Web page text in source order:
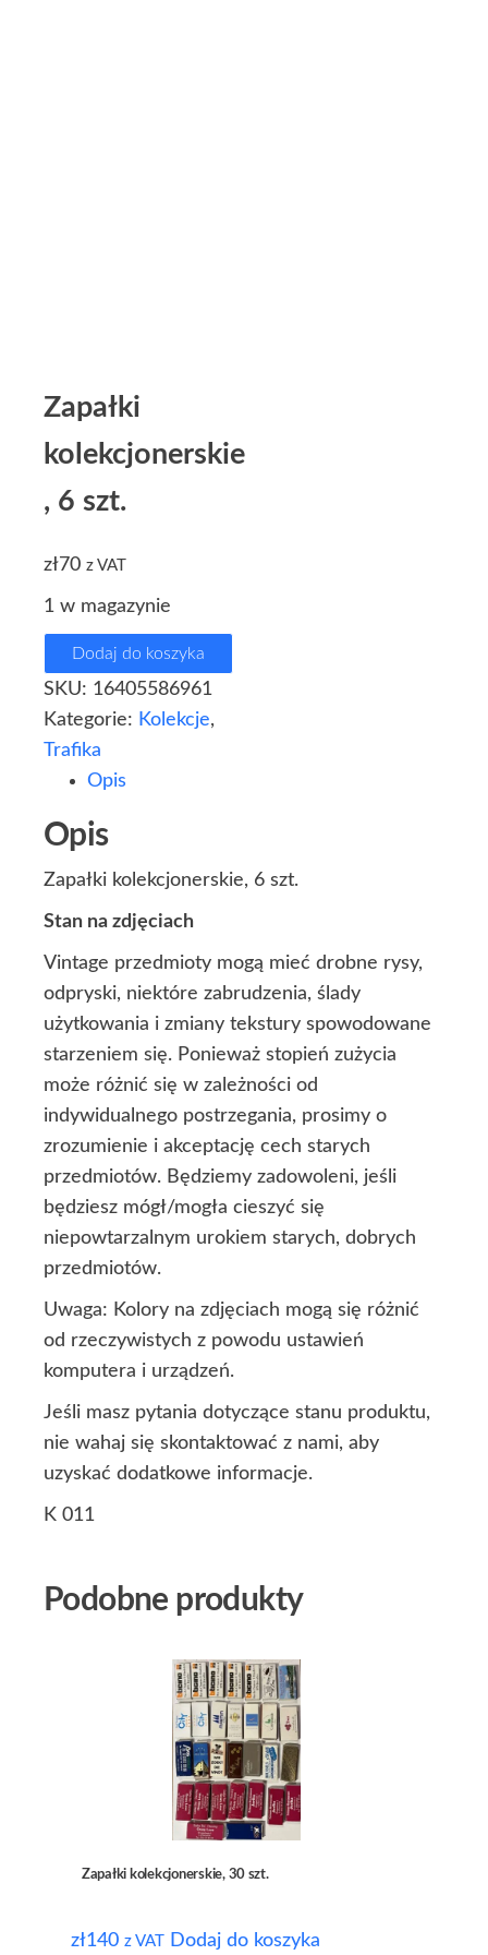
Zapałki
kolekcjonerskie
, 6 szt.
zł70 z VAT
1 w magazynie
Dodaj do koszyka
SKU: 16405586961
Kategorie: Kolekcje,
Trafika
Opis
Opis
Zapałki kolekcjonerskie, 6 szt.
Stan na zdjęciach
Vintage przedmioty mogą mieć drobne rysy,
odpryski, niektóre zabrudzenia, ślady
użytkowania i zmiany tekstury spowodowane
starzeniem się. Ponieważ stopień zużycia
może różnić się w zależności od
indywidualnego postrzegania, prosimy o
zrozumienie i akceptację cech starych
przedmiotów. Będziemy zadowoleni, jeśli
będziesz mógł/mogła cieszyć się
niepowtarzalnym urokiem starych, dobrych
przedmiotów.
Uwaga: Kolory na zdjęciach mogą się różnić
od rzeczywistych z powodu ustawień
komputera i urządzeń.
Jeśli masz pytania dotyczące stanu produktu,
nie wahaj się skontaktować z nami, aby
uzyskać dodatkowe informacje.
K 011
Podobne produkty
Zapałki kolekcjonerskie, 30 szt.
zł140 z VAT Dodaj do koszyka